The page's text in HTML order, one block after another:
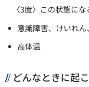
〈3度〉この状態に
意識障害、けいれ
高体温
どんなときに起